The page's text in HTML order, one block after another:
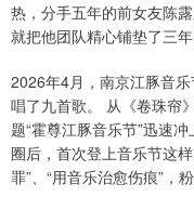
热，分手五年的前女友陈
就把他团队精心铺垫了三
2026年4月，南京江豚音
唱了九首歌。 从《卷珠帘
题“霍尊江豚音乐节”迅速
圈后，首次登上音乐节这
罪”、“用音乐治愈伤痕”，